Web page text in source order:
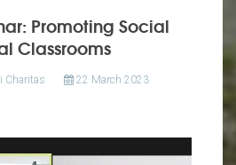
Promoting Social
Classrooms
Charitas 22 March 2023